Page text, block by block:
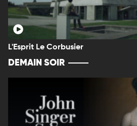
L'Esprit Le Corbusier
DEMAIN SOIR